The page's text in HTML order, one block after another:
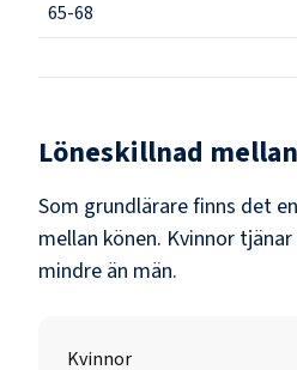
65-68
Löneskillnad
Som grundlärarefinns det
mellan könen. Kvinnor
mindre än män.
Kvinnor